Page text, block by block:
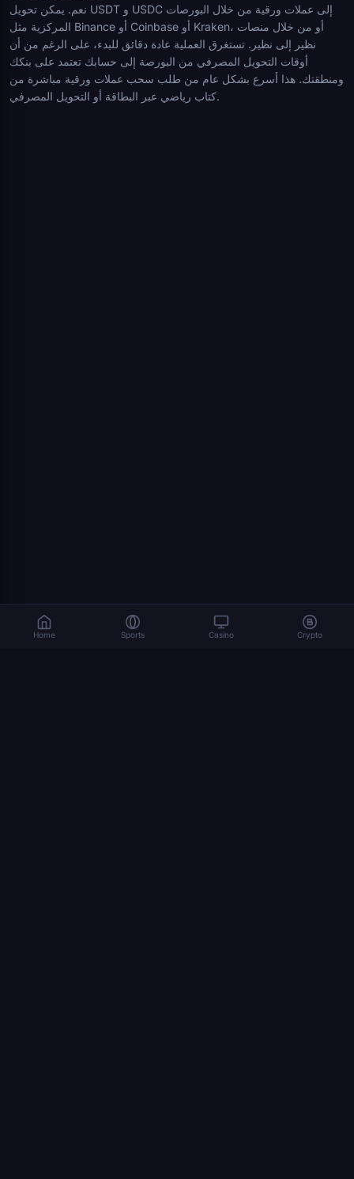
نعم. يمكن تحويل USDT و USDC إلى عملات ورقية من خلال البورصات
المركزية مثل Binance أو Coinbase أو Kraken، أو من خلال منصات
نظير إلى نظير. تستغرق العملية عادة دقائق للبدء، على الرغم من أن
أوقات التحويل المصرفي من البورصة إلى حسابك تعتمد على بنكك
ومنطقتك. هذا أسرع بشكل عام من طلب سحب عملات ورقية مباشرة من
كتاب رياضي عبر البطاقة أو التحويل المصرفي.
Home Sports Casino Crypto